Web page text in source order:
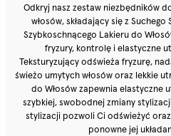
Odkryj nasz zestaw niezbędników
włosów, składający się z
Szybkoschnącego Lakieru do
fryzury, kontrolę i elastyczne
Teksturyzujący odświeża fryzurę,
świeżo umytych włosów oraz lekkie
do Włosów zapewnia elastyczne
szybkiej, swobodnej zmiany
stylizacji pozwoli Ci odświeżyć
ponowne jej